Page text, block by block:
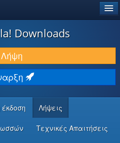
Downloads
Λήψη
Λήψεις
Τεχνικές Απαιτήσεις